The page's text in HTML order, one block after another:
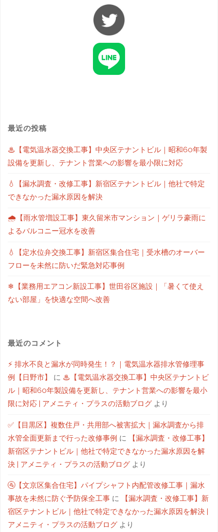
最近の投稿
♨【電気温水器交換工事】中央区テナントビル｜昭和60年製
設備を更新し、テナント営業への影響を最小限に対応
💧【漏水調査・改修工事】新宿区テナントビル｜他社で特定
できなかった漏水原因を解決
🌧【雨水管増設工事】東久留米市マンション｜ゲリラ豪雨に
よるバルコニー冠水を改善
💧【定水位弁交換工事】新宿区集合住宅｜受水槽のオーバー
フローを未然に防いだ緊急対応事例
❄【業務用エアコン新設工事】世田谷区施設｜「暑くて使え
ない部屋」を快適な空間へ改善
最近のコメント
⚡ 排水不良と漏水が同時発生！？｜電気温水器排水管修理事
例【日野市】
に ♨【電気温水器交換工事】中央区テナントビ
ル｜昭和60年製設備を更新し、テナント営業への影響を最小
限に対応 | アメニティ・プラスの活動ブログ より
✅【目黒区】複数住戸・共用部へ被害拡大｜漏水調査から排
水管全面更新まで行った改修事例 に
【漏水調査・改修工事】
新宿区テナントビル｜他社で特定できなかった漏水原因を解
決 | アメニティ・プラスの活動ブログ より
🚰【文京区集合住宅】パイプシャフト内配管改修工事｜漏水
事故を未然に防ぐ予防保全工事 に
【漏水調査・改修工事】新
宿区テナントビル｜他社で特定できなかった漏水原因を解決 |
アメニティ・プラスの活動ブログ より